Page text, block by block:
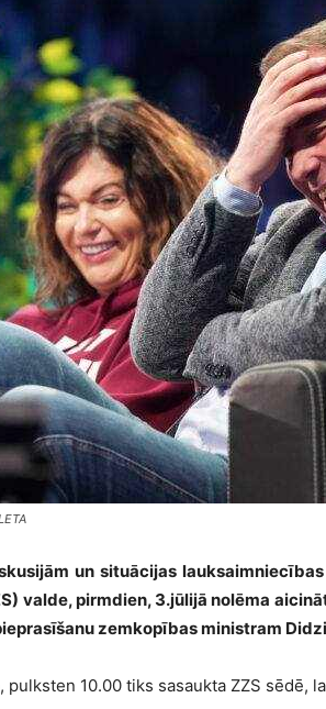
un situācijas
valde, pirmdien, 3.jūlijā nolēma
zemkopības ministram
pulksten 10.00 tiks sasaukta ZZS sēdē,